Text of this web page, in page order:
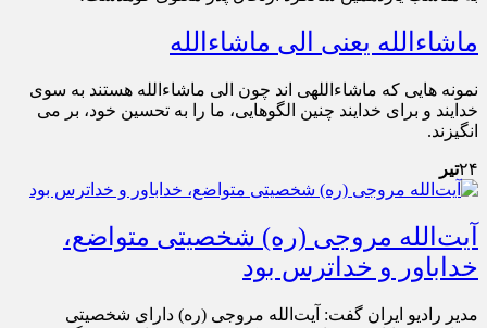
ماشاءالله یعنی الی ماشاءالله
نمونه هایی که ماشاءاللهی اند چون الی ماشاءالله هستند به سوی
خدایند و برای خدایند چنین الگوهایی، ما را به تحسین خود، بر می
انگیزند.
۲۴تیر
آیت‌الله مروجی (ره) شخصیتی متواضع،
خداباور و خداترس بود
مدیر رادیو ایران گفت: آیت‌الله مروجی (ره) دارای شخصیتی